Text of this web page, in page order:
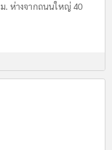
. ห่างจากถนนใหญ่ 40